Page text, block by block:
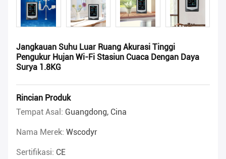
Jangkauan Suhu Luar Ruang Akurasi Tinggi
Pengukur Hujan Wi-Fi Stasiun Cuaca Dengan Daya
Surya 1.8KG
Rincian Produk
Tempat Asal: Guangdong, Cina
Nama Merek: Wscodyr
Sertifikasi: CE